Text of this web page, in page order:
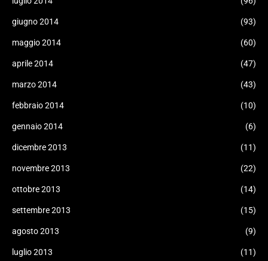
giugno 2014 (93)
maggio 2014 (60)
aprile 2014 (47)
marzo 2014 (43)
febbraio 2014 (10)
gennaio 2014 (6)
dicembre 2013 (11)
novembre 2013 (22)
ottobre 2013 (14)
settembre 2013 (15)
agosto 2013 (9)
luglio 2013 (11)